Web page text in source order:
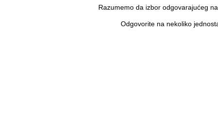
Razumemo da izbor odgovarajućeg
Odgovorite na nekoliko